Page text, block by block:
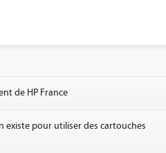
de HP France
existe pour utiliser des cartouches